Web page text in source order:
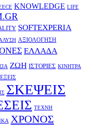
KNOWLEDGE LIFE
SOFTEXPERIA
ΑΞΙΟΛΟΓΗΣΗ
ΕΛΛΑΔΑ
ΖΩΗ ΙΣΤΟΡΙΕΣ ΚΙΝΗΤΡΑ
ΣΚΕΨΕΙΣ
ΤΕΧΝΗ
ΧΡΟΝΟΣ